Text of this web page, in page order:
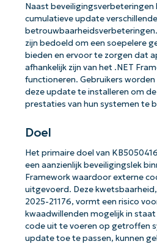
Naast beveiligingsverbeteringen
cumulatieve update
zijn bedoeld om een soepelere
bieden en ervoor te zorgen dat
afhankelijk zijn van het .NET
functioneren. Gebruikers
deze update te installeren om
prestaties van hun systemen te
Doel
Het primaire doel van
een aanzienlijk beveiligingslek
Framework waardoor externe
uitgevoerd. Deze
2025-21176, vormt een risico
kwaadwillenden mogelijk in
code uit te voeren op getroffen
update toe te passen, kunnen